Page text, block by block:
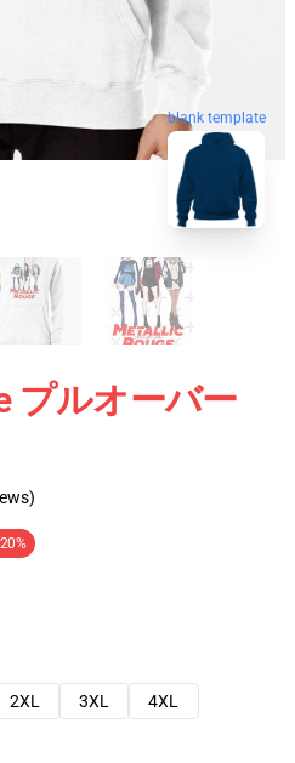
blank template
プルオーバー
2XL 3XL
4XL